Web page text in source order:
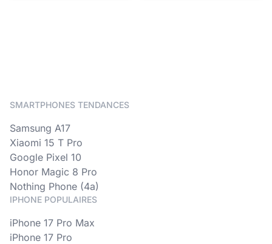
SMARTPHONES TENDANCES
Samsung A17
Xiaomi 15 T Pro
Google Pixel 10
Honor Magic 8 Pro
Nothing Phone (4a)
IPHONE POPULAIRES
iPhone 17 Pro Max
iPhone 17 Pro